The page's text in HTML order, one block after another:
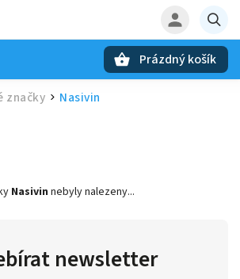
Prázdný košík
značky / Nasivin
Nasivin nebyly nalezeny...
newsletter